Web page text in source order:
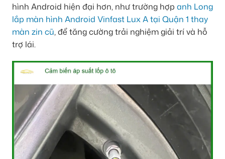
hình Android hiện đại hơn, như trường hợp anh Long
lắp màn hình Android Vinfast Lux A tại Quận 1 thay
màn zin cũ, để tăng cường trải nghiệm giải trí và hỗ
trợ lái.